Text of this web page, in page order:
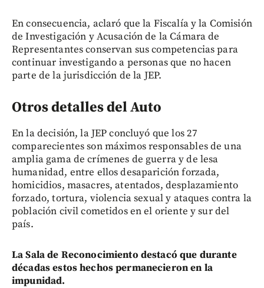
En consecuencia, aclaró que la Fiscalía y la Comisión
de Investigación y Acusación de la Cámara de
Representantes conservan sus competencias para
continuar investigando a personas que no hacen
parte de la jurisdicción de la JEP.
Otros detalles del Auto
En la decisión, la JEP concluyó que los 27
comparecientes son máximos responsables de una
amplia gama de crímenes de guerra y de lesa
humanidad, entre ellos desaparición forzada,
homicidios, masacres, atentados, desplazamiento
forzado, tortura, violencia sexual y ataques contra la
población civil cometidos en el oriente y sur del
país.
La Sala de Reconocimiento destacó que durante
décadas estos hechos permanecieron en la
impunidad.